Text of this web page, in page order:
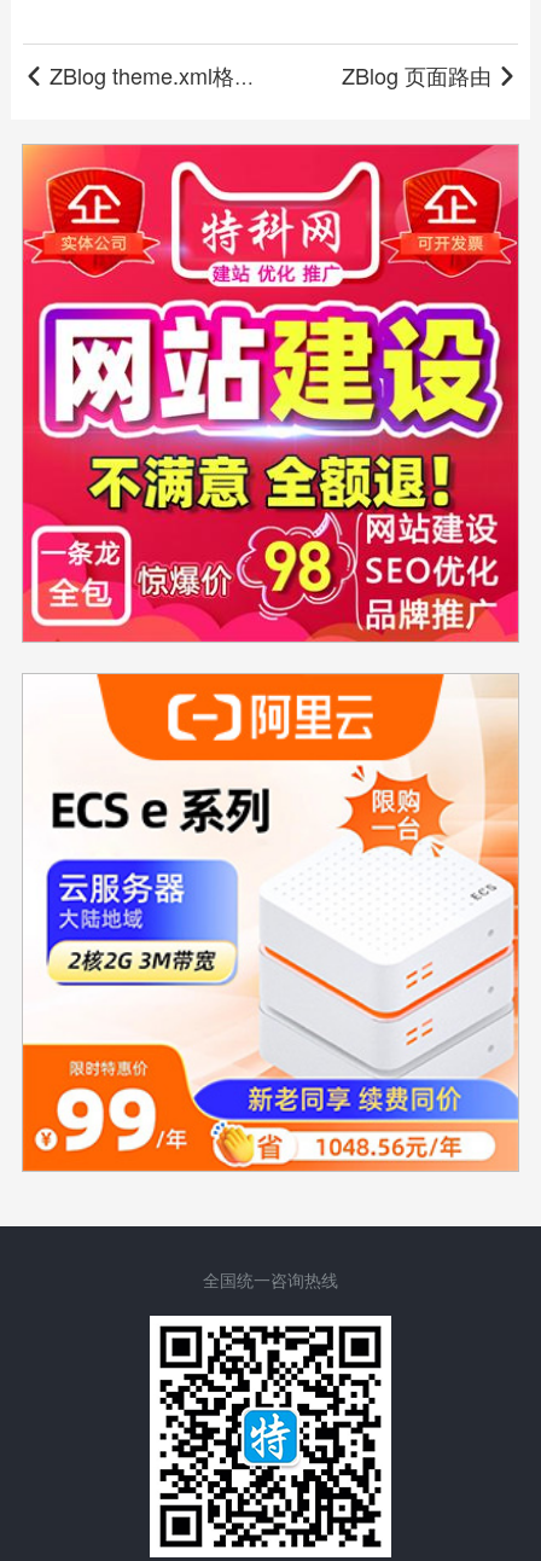
ZBlog theme.xml格式规范说明 ZBlog 页面路由
全国统一咨询热线